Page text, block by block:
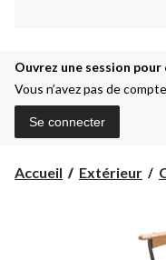
Ouvrez une session
Vous n’avez pas de
Se connecter
Accueil Extérieur